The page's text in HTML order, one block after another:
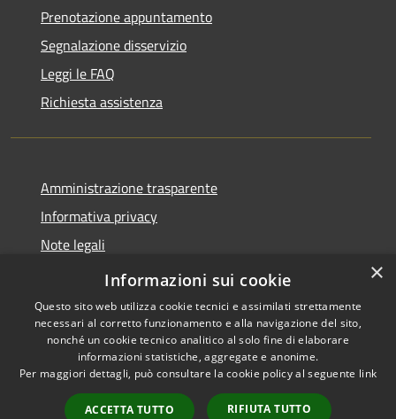
Prenotazione appuntamento
Segnalazione disservizio
Leggi le FAQ
Richiesta assistenza
Amministrazione trasparente
Informativa privacy
Note legali
Dichiarazione di accessibilità
Accessibilità
Copyright © 2026 • Comune di
Cervia • Powered by
Municipium•
Accesso
×
Informazioni sui cookie
Questo sito web utilizza cookie tecnici e assimilati strettamente
necessari al corretto funzionamento e alla navigazione del sito,
nonché un cookie tecnico analitico al solo fine di elaborare
informazioni statistiche, aggregate e anonime.
Per maggiori dettagli, può consultare la cookie policy al seguente link
ACCETTA TUTTO RIFIUTA TUTTO